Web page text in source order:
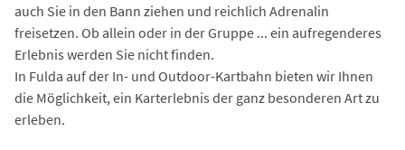
auch Sie in den Bann ziehen und reichlich Adrenalin
freisetzen. Ob allein oder in der Gruppe ... ein aufregenderes
Erlebnis werden Sie nicht finden.
In Fulda auf der In- und Outdoor-Kartbahn bieten wir Ihnen
die Möglichkeit, ein Karterlebnis der ganz besonderen Art zu
erleben.